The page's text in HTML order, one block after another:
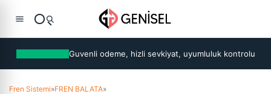
Guvenli odeme, hizli sevkiyat, uyumluluk kontrolu
Fren Sistemi»FREN BALATA»